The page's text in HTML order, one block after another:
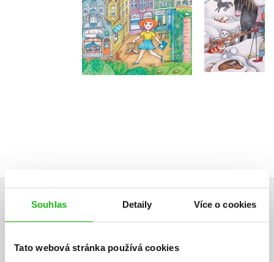
Souhlas Detaily Více o cookies
Tato webová stránka používá cookies
Do košíku
269 Kč
215 Kč
Do
215 Kč
AUDIO